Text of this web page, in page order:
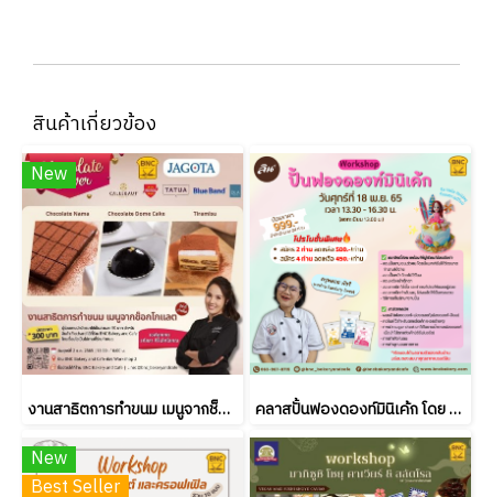
สินค้าเกี่ยวข้อง
New
งานสาธิตการทำขนม เมนูจากช็อกโกแลต โดย เชฟลูกเกด จากมาสเตอร์เชฟไทยแลนด์ คลาสปั้นฟองดองท์มินิเค้ก โดย ครูพลอยจาก Pandary Sweet
New
Best Seller